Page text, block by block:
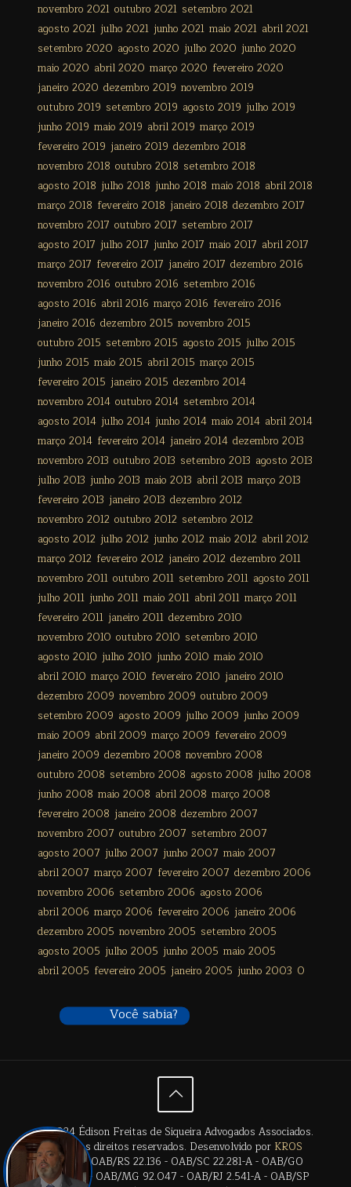
novembro 2021 outubro 2021 setembro 2021
agosto 2021 julho 2021 junho 2021 maio 2021 abril 2021
setembro 2020 agosto 2020 julho 2020 junho 2020
maio 2020 abril 2020 março 2020 fevereiro 2020
janeiro 2020 dezembro 2019 novembro 2019
outubro 2019 setembro 2019 agosto 2019 julho 2019
junho 2019 maio 2019 abril 2019 março 2019
fevereiro 2019 janeiro 2019 dezembro 2018
novembro 2018 outubro 2018 setembro 2018
agosto 2018 julho 2018 junho 2018 maio 2018 abril 2018
março 2018 fevereiro 2018 janeiro 2018 dezembro 2017
novembro 2017 outubro 2017 setembro 2017
agosto 2017 julho 2017 junho 2017 maio 2017 abril 2017
março 2017 fevereiro 2017 janeiro 2017 dezembro 2016
novembro 2016 outubro 2016 setembro 2016
agosto 2016 abril 2016 março 2016 fevereiro 2016
janeiro 2016 dezembro 2015 novembro 2015
outubro 2015 setembro 2015 agosto 2015 julho 2015
junho 2015 maio 2015 abril 2015 março 2015
fevereiro 2015 janeiro 2015 dezembro 2014
novembro 2014 outubro 2014 setembro 2014
agosto 2014 julho 2014 junho 2014 maio 2014 abril 2014
março 2014 fevereiro 2014 janeiro 2014 dezembro 2013
novembro 2013 outubro 2013 setembro 2013 agosto 2013
julho 2013 junho 2013 maio 2013 abril 2013 março 2013
fevereiro 2013 janeiro 2013 dezembro 2012
novembro 2012 outubro 2012 setembro 2012
agosto 2012 julho 2012 junho 2012 maio 2012 abril 2012
março 2012 fevereiro 2012 janeiro 2012 dezembro 2011
novembro 2011 outubro 2011 setembro 2011 agosto 2011
julho 2011 junho 2011 maio 2011 abril 2011 março 2011
fevereiro 2011 janeiro 2011 dezembro 2010
novembro 2010 outubro 2010 setembro 2010
agosto 2010 julho 2010 junho 2010 maio 2010
abril 2010 março 2010 fevereiro 2010 janeiro 2010
dezembro 2009 novembro 2009 outubro 2009
setembro 2009 agosto 2009 julho 2009 junho 2009
maio 2009 abril 2009 março 2009 fevereiro 2009
janeiro 2009 dezembro 2008 novembro 2008
outubro 2008 setembro 2008 agosto 2008 julho 2008
junho 2008 maio 2008 abril 2008 março 2008
fevereiro 2008 janeiro 2008 dezembro 2007
novembro 2007 outubro 2007 setembro 2007
agosto 2007 julho 2007 junho 2007 maio 2007
abril 2007 março 2007 fevereiro 2007 dezembro 2006
novembro 2006 setembro 2006 agosto 2006
abril 2006 março 2006 fevereiro 2006 janeiro 2006
dezembro 2005 novembro 2005 setembro 2005
agosto 2005 julho 2005 junho 2005 maio 2005
abril 2005 fevereiro 2005 janeiro 2005 junho 2003 0
© 2024 Édison Freitas de Siqueira Advogados Associados.
Todos os direitos reservados. Desenvolvido por KROS
Digital . | OAB/RS 22.136 - OAB/SC 22.281-A - OAB/GO
28.659-A - OAB/MG 92.047 - OAB/RJ 2.541-A - OAB/SP
Você sabia?